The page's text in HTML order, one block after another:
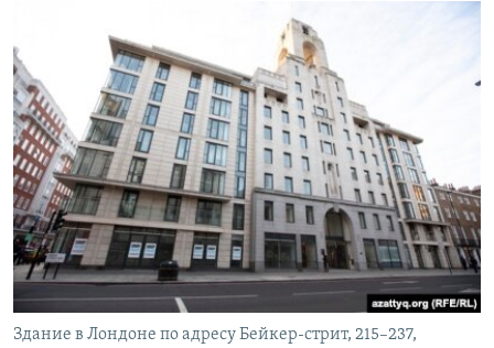
Здание в Лондоне по адресу Бейкер-стрит, 215–237,